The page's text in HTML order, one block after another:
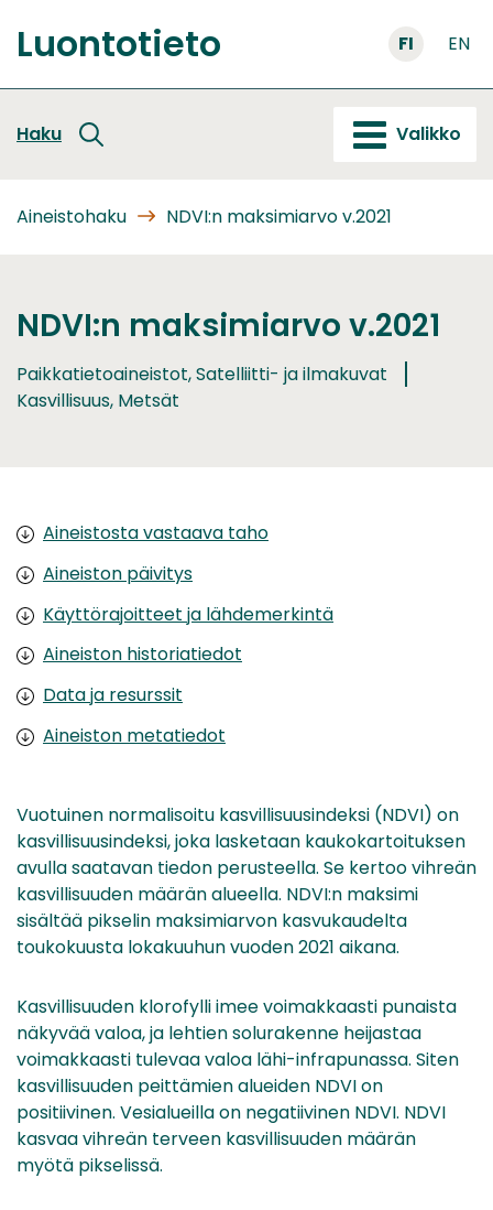
sisältöön
Etusivu
Luontotieto FI EN
Haku Valikko
Aineistohaku NDVI:n maksimiarvo v.2021
NDVI:n maksimiarvo v.2021
Paikkatietoaineistot, Satelliitti- ja ilmakuvat
Kasvillisuus, Metsät
Aineistosta vastaava taho
Aineiston päivitys
Käyttörajoitteet ja lähdemerkintä
Aineiston historiatiedot
Data ja resurssit
Aineiston metatiedot
Vuotuinen normalisoitu kasvillisuusindeksi (NDVI) on
kasvillisuusindeksi, joka lasketaan kaukokartoituksen
avulla saatavan tiedon perusteella. Se kertoo vihreän
kasvillisuuden määrän alueella. NDVI:n maksimi
sisältää pikselin maksimiarvon kasvukaudelta
toukokuusta lokakuuhun vuoden 2021 aikana.
Kasvillisuuden klorofylli imee voimakkaasti punaista
näkyvää valoa, ja lehtien solurakenne heijastaa
voimakkaasti tulevaa valoa lähi-infrapunassa. Siten
kasvillisuuden peittämien alueiden NDVI on
positiivinen. Vesialueilla on negatiivinen NDVI. NDVI
kasvaa vihreän terveen kasvillisuuden määrän
myötä pikselissä.